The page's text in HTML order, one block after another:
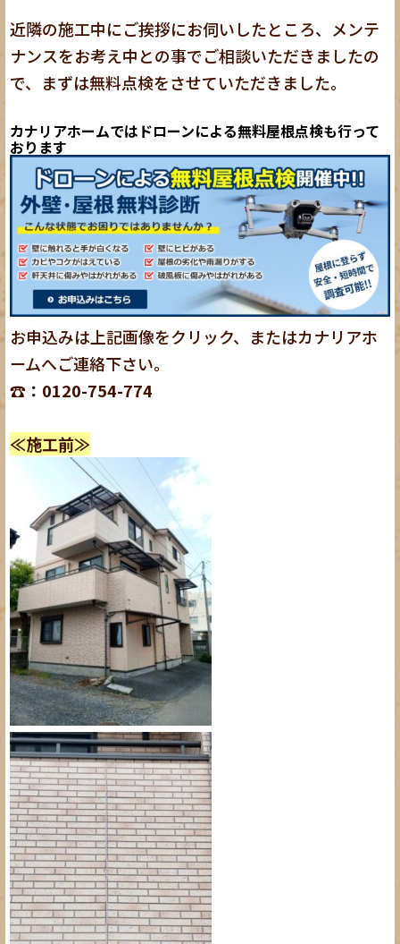
近隣の施工中にご挨拶にお伺いしたところ、メンテ
ナンスをお考え中との事でご相談いただきましたの
で、まずは無料点検をさせていただきました。
カナリアホームではドローンによる無料屋根点検も行って
おります
お申込みは上記画像をクリック、またはカナリアホ
ームへご連絡下さい。
☎：0120-754-774
≪施工前≫